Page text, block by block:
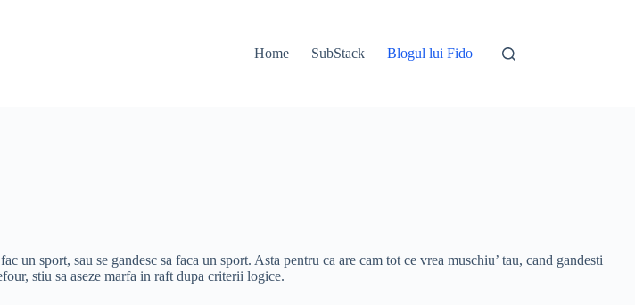
Home
SubStack Blogul lui Fido
sport, sau se gandesc sa faca un sport. Asta pentru ca are cam tot ce vrea muschiu’ tau, cand gandesti
stiu sa aseze marfa in raft dupa criterii logice.